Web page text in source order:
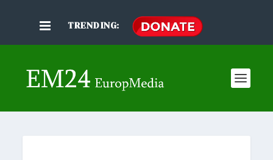
TRENDING: